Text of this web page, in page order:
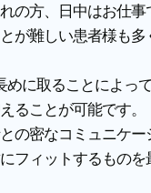
の方、日中はお仕事
が難しい患者様も多
めに取ることによっ
ることが可能です。
の密なコミュニケー
フィットするものを